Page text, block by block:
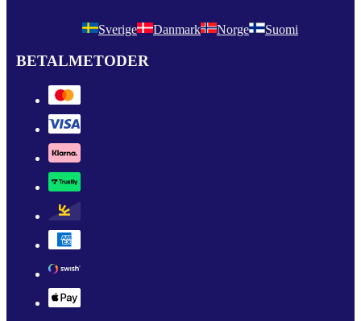
Sverige Danmark Norge Suomi
BETALMETODER